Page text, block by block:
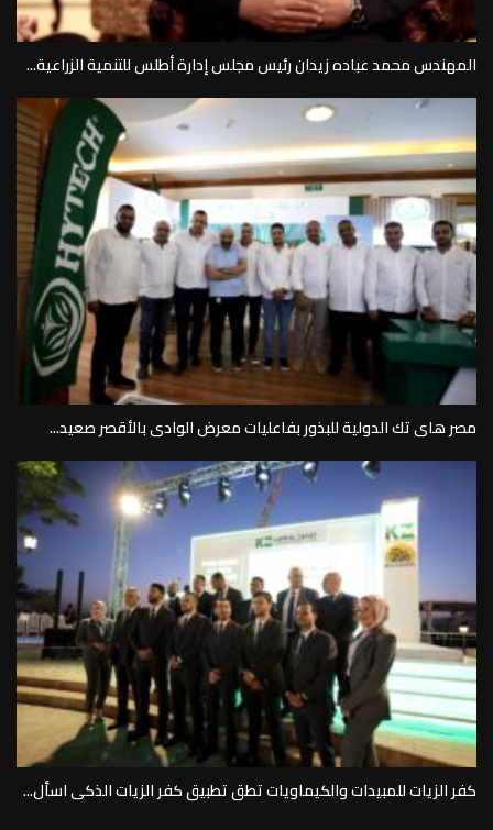
المهندس محمد عباده زيدان رئيس مجلس إدارة أطلس للتنمية الزراعية...
مصر هاى تك الدولية للبذور بفاعليات معرض الوادى بالأقصر صعيد...
كفر الزيات للمبيدات والكيماويات تطق تطبيق كفر الزيات الذكى اسأل...